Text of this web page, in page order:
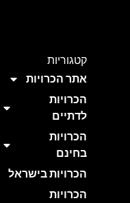
קטגוריות
אתר הכרויות
הכרויות
לדתיים
הכרויות
בחינם
הכרויות בישראל
הכרויות